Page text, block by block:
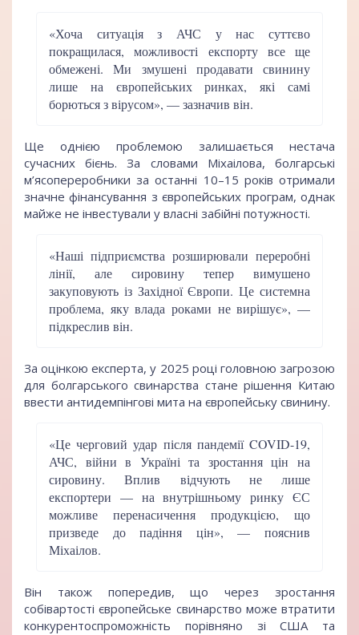
«Хоча ситуація з АЧС у нас суттєво
покращилася, можливості експорту все ще
обмежені. Ми змушені продавати свинину
лише на європейських ринках, які самі
борються з вірусом», — зазначив він.
Ще однією проблемою залишається нестача
сучасних бієнь. За словами Міхаілова, болгарські
м’ясопереробники за останні 10–15 років отримали
значне фінансування з європейських програм, однак
майже не інвестували у власні забійні потужності.
«Наші підприємства розширювали переробні
лінії, але сировину тепер вимушено
закуповують із Західної Європи. Це системна
проблема, яку влада роками не вирішує», —
підкреслив він.
За оцінкою експерта, у 2025 році головною загрозою
для болгарського свинарства стане рішення Китаю
ввести антидемпінгові мита на європейську свинину.
«Це черговий удар після пандемії COVID-19,
АЧС, війни в Україні та зростання цін на
сировину. Вплив відчують не лише
експортери — на внутрішньому ринку ЄС
можливе перенасичення продукцією, що
призведе до падіння цін», — пояснив
Міхаілов.
Він також попередив, що через зростання
собівартості європейське свинарство може втратити
конкурентоспроможність порівняно зі США та